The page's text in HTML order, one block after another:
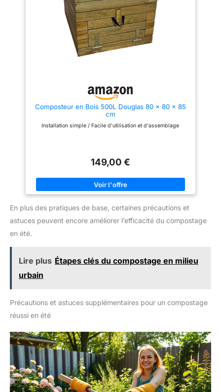
FACILE : Notre composteur peut
etre monté en seulement 3
minutes. Vous n’avez pas
besoin d’utiliser d’outils. Une
notice de montage claire et
simple est fournie dans le
carton. Vous pourrez ainsi le
déplacer facilement. GRANDE
maintenant une taille non
CARACTÉRISTIQUE : Matériaux
Capacité–300L ; Dimensions–
disperse le contenu. Montage
facile et rapide, sans outils : il
suffit d'emboîter les pièces
pour assembler le composteur
GRANDE CAPACITÉ : Avec une
capacité de 300 litres, ce
composteur offre une utilisation
60,5L x 60,5l x 81,5H cm ; -
Composteur en Bois 500L Douglas 80 x 80 x 85
cm
Installation simple / Facile d'utilisation et d'assemblage
149,00 €
En plus des pratiques de base, certaines précautions et
astuces peuvent encore améliorer l’efficacité du compostage
en été.
Lire plus Étapes clés du compostage en milieu
urbain
Précautions et astuces supplémentaires pour un compostage
réussi en été